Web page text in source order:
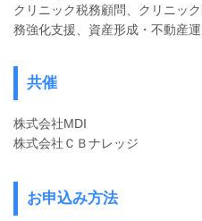
クリニック税務顧問、クリニッ
務強化支援、資産形成・不動産
共催
株式会社MDI
株式会社ＣＢナレッジ
お申込み方法